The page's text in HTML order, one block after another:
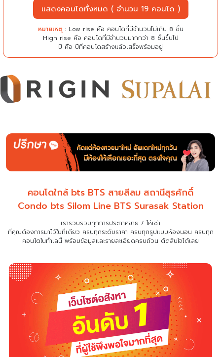
แสดงคอนโดทั้งหมด ( จำนวน 19 คอนโด )
หมายเหตุ : Low rise คือ คอนโดที่มีจำนวนไม่เกิน 8 ชั้น
High rise คือ คอนโดที่มีจำนวนมากกว่า 8 ชั้นขึ้นไป
ปี คือ ปีที่คอนโดสร้างแล้วเสร็จพร้อมอยู่
คอนโดใกล้ bts BTS สายสีลม สถานีสุรศักดิ์
Condo bts Silom Line BTS Surasak Station
เรารวบรวมทุกการประกาศขาย / ให้เช่า
ที่คุณต้องการมาไว้ในที่เดียว ครบทุกระดับราคา ครบทุกรูปแบบห้องนอน ครบทุก
คอนโดในทำเลนี้ พร้อมข้อมูลและรายละเอียดครบถ้วน ตัดสินใจได้เลย